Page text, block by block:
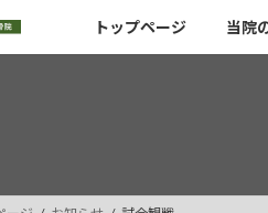
トップページ 当院